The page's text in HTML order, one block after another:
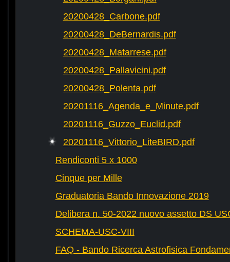
20200428_Carbone.pdf
20200428_DeBernardis.pdf
20200428_Matarrese.pdf
20200428_Pallavicini.pdf
20200428_Polenta.pdf
20201116_Agenda_e_Minute.pdf
20201116_Guzzo_Euclid.pdf
20201116_Vittorio_LiteBIRD.pdf
Rendiconti 5 x 1000
Cinque per Mille
Graduatoria Bando Innovazione 2019
Delibera n. 50-2022 nuovo assetto DS
SCHEMA-USC-VIII
FAQ - Bando Ricerca Astrofisica